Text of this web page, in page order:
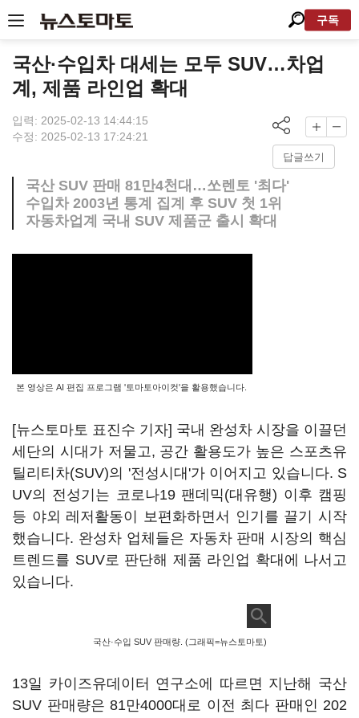
구독
국산·수입차 대세는 모두 SUV…차업
계, 제품 라인업 확대
입력: 2025-02-13 14:44:15
수정: 2025-02-13 17:24:21
답글쓰기
국산 SUV 판매 81만4천대…쏘렌토 '최다'
수입차 2003년 통계 집계 후 SUV 첫 1위
자동차업계 국내 SUV 제품군 출시 확대
본 영상은 AI 편집 프로그램 '토마토아이컷'을 활용했습니다.
[뉴스토마토 표진수 기자] 국내 완성차 시장을 이끌던
세단의 시대가 저물고, 공간 활용도가 높은 스포츠유
틸리티차(SUV)의 '전성시대'가 이어지고 있습니다. S
UV의 전성기는 코로나19 팬데믹(대유행) 이후 캠핑
등 야외 레저활동이 보편화하면서 인기를 끌기 시작
했습니다. 완성차 업체들은 자동차 판매 시장의 핵심
트렌드를 SUV로 판단해 제품 라인업 확대에 나서고
있습니다.
국산·수입 SUV 판매량. (그래픽=뉴스토마토)
13일 카이즈유데이터 연구소에 따르면 지난해 국산
SUV 판매량은 81만4000대로 이전 최다 판매인 202